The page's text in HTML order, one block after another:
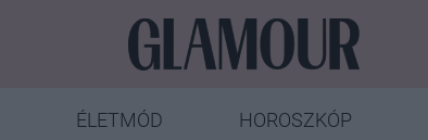
ÉLETMÓD HOROSZKÓP